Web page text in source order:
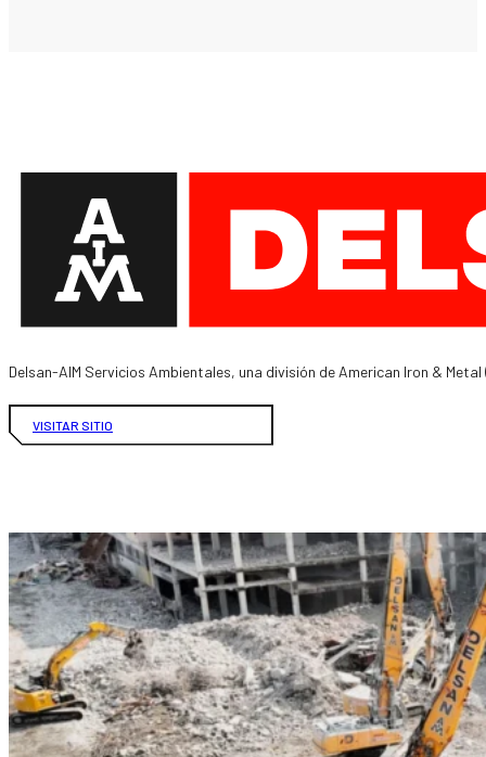
Delsan-AIM Servicios Ambientales, una división de American Iron &
VISITAR SITIO